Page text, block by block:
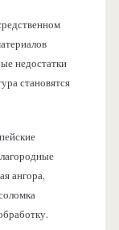
недостатки
становятся
ангора,